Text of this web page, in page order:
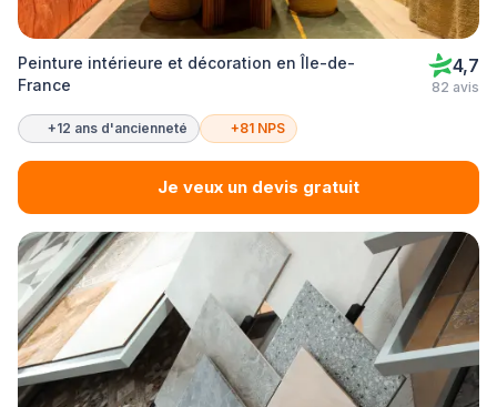
Peinture intérieure et décoration en Île-de-
France
4,7
82 avis
+12 ans d'ancienneté +81 NPS
Je veux un devis gratuit